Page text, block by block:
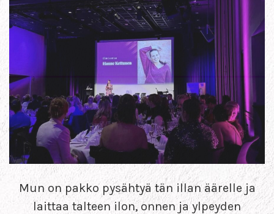
Mun on pakko pysähtyä tän illan äärelle ja
laittaa talteen ilon, onnen ja ylpeyden